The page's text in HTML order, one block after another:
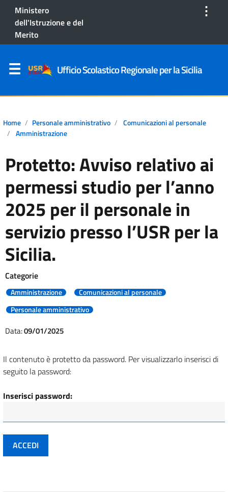
Ministero
dell'Istruzione e del
Merito
⋮
Ufficio Scolastico Regionale per la Sicilia
Home Personale amministrativo
Comunicazioni al personale
Amministrazione
Protetto: Avviso relativo ai
permessi studio per l’anno
2025 per il personale in
servizio presso l’USR per la
Sicilia.
Categorie
Amministrazione
Comunicazioni al personale
Personale amministrativo
Data:09/01/2025
Il contenuto è protetto da password. Per visualizzarlo inserisci di
seguito la password:
Inserisci password: